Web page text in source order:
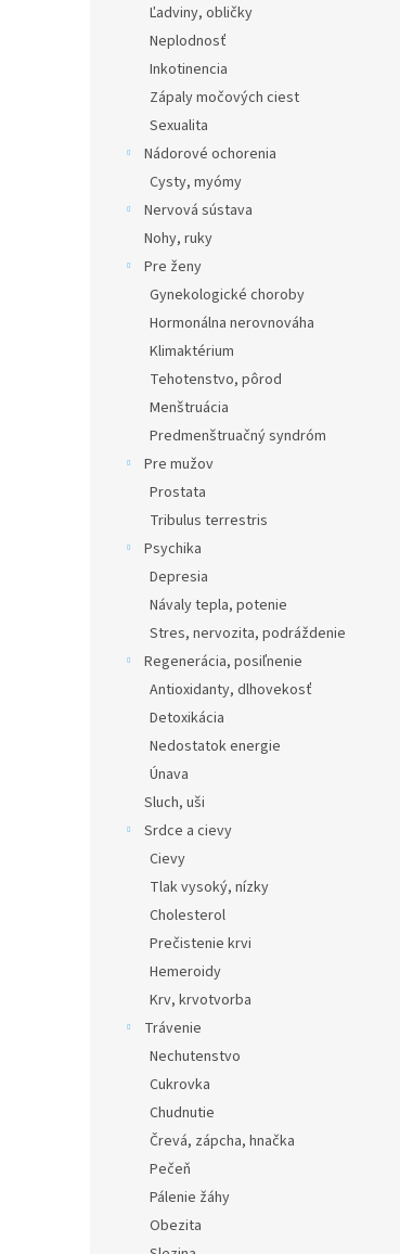
Ľadviny, obličky
Neplodnosť
Inkotinencia
Zápaly močových ciest
Sexualita
Nádorové ochorenia
Cysty, myómy
Nervová sústava
Nohy, ruky
Pre ženy
Gynekologické choroby
Hormonálna nerovnováha
Klimaktérium
Tehotenstvo, pôrod
Menštruácia
Predmenštruačný syndróm
Pre mužov
Prostata
Tribulus terrestris
Psychika
Depresia
Návaly tepla, potenie
Stres, nervozita, podráždenie
Regenerácia, posiľnenie
Antioxidanty, dlhovekosť
Detoxikácia
Nedostatok energie
Únava
Sluch, uši
Srdce a cievy
Cievy
Tlak vysoký, nízky
Cholesterol
Prečistenie krvi
Hemeroidy
Krv, krvotvorba
Trávenie
Nechutenstvo
Cukrovka
Chudnutie
Črevá, zápcha, hnačka
Pečeň
Pálenie žáhy
Obezita